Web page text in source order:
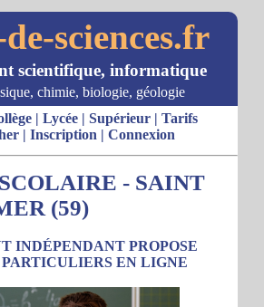
sciences.fr
scientifique, informatique
chimie, biologie, géologie
| Lycée| Supérieur| Tarifs
| Inscription | Connexion
- SAINT
(59)
INDÉPENDANT PROPOSE
PARTICULIERS EN LIGNE